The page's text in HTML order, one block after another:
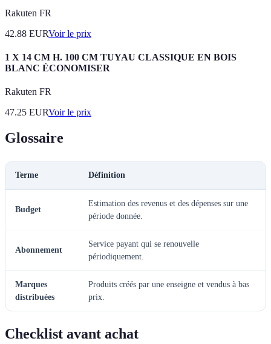
Rakuten FR
42.88 EURVoir le prix
1 X 14 CM H. 100 CM TUYAU CLASSIQUE EN BOIS
BLANC ÉCONOMISER
Rakuten FR
47.25 EURVoir le prix
Glossaire
Terme Définition
Budget
Estimation des revenus et des dépenses sur une
période donnée.
Abonnement
Service payant qui se renouvelle
périodiquement.
Marques
distribuées
Produits créés par une enseigne et vendus à bas
prix.
Checklist avant achat